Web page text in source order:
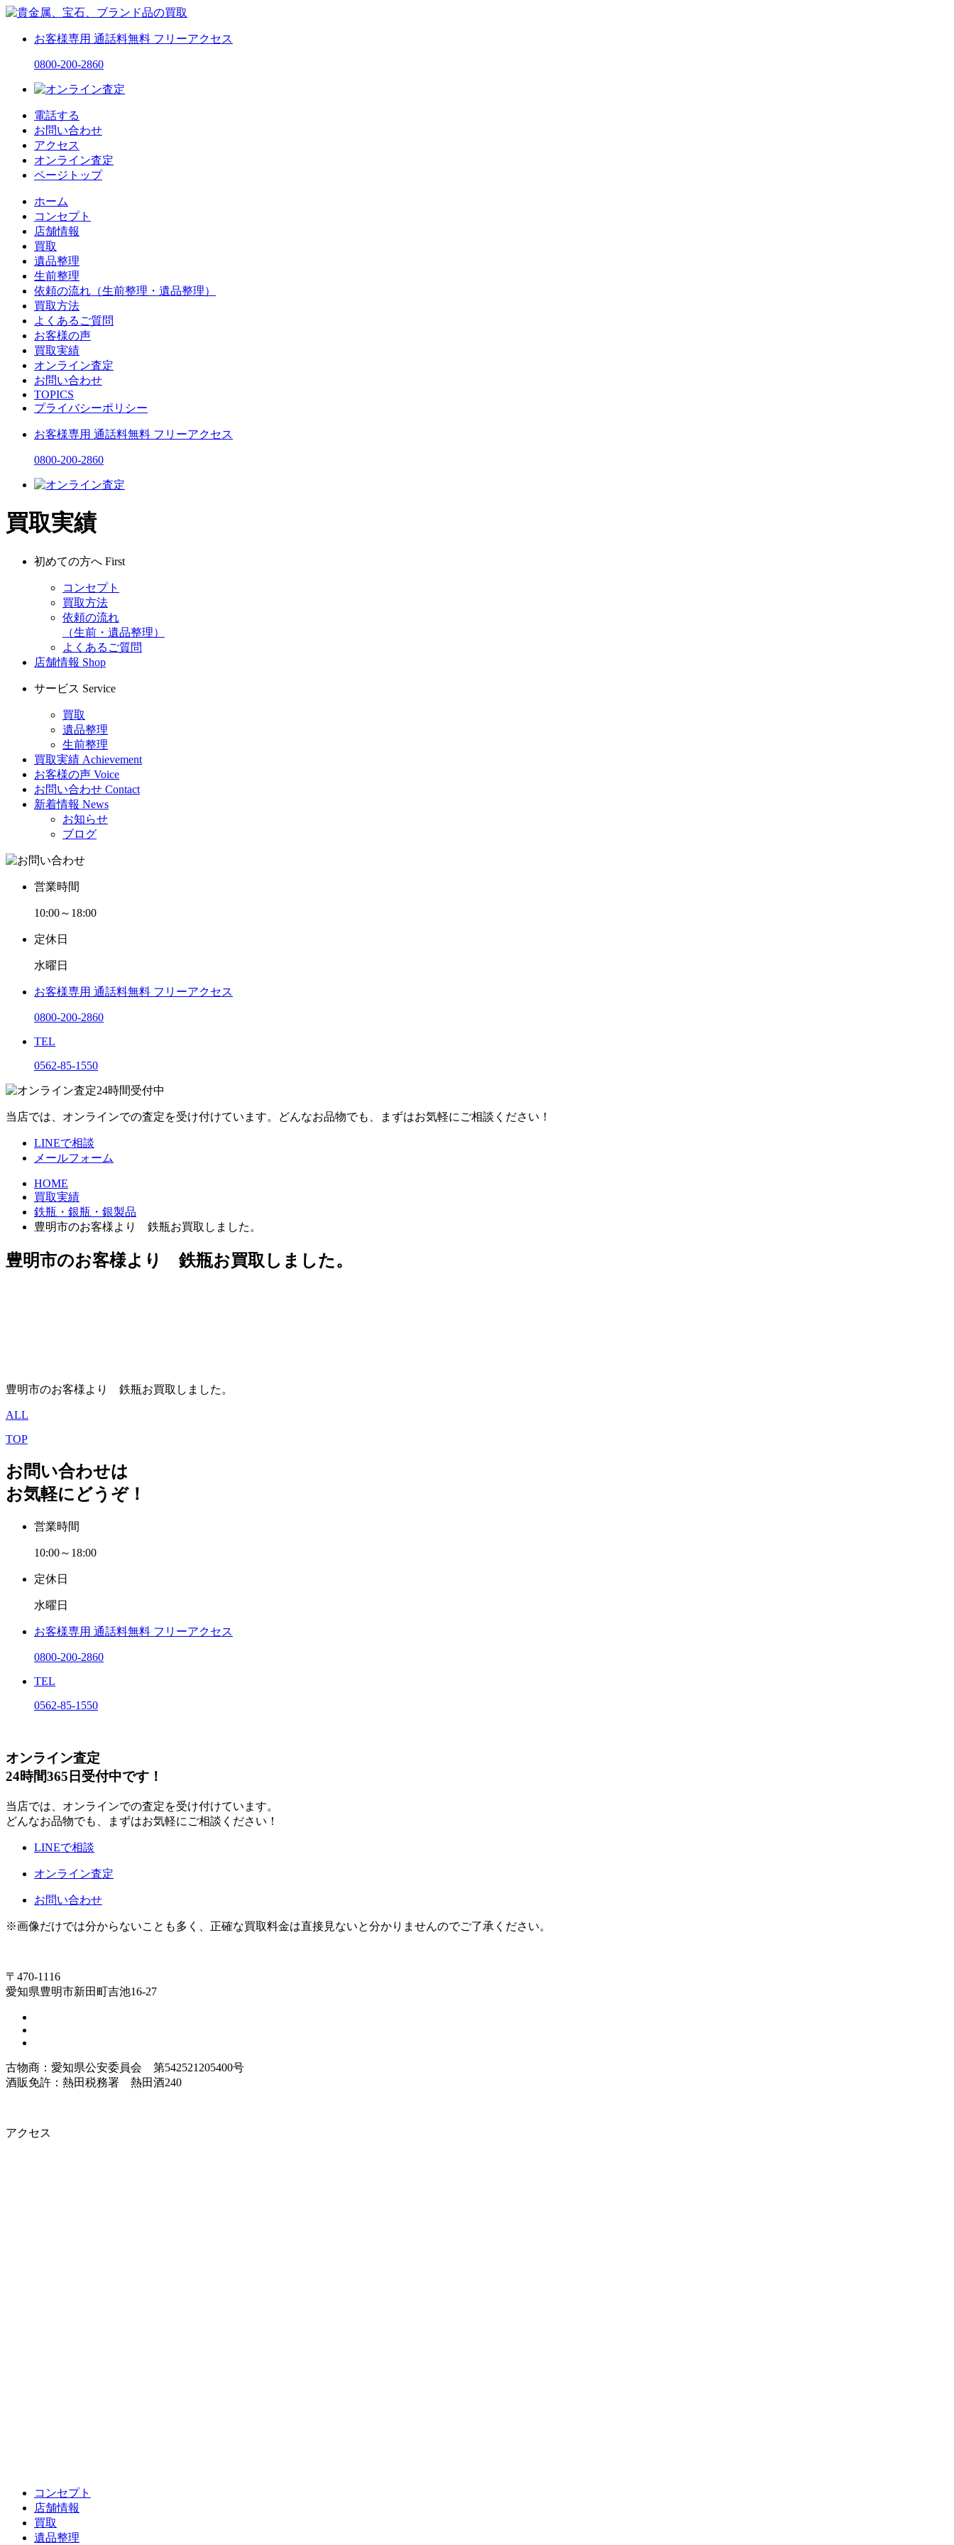
お客様専用 通話料無料 フリーアクセス
0800-200-2860
電話する
お問い合わせ
アクセス
オンライン査定
ページトップ
ホーム
コンセプト
店舗情報
買取
遺品整理
生前整理
依頼の流れ（生前整理・遺品整理）
買取方法
よくあるご質問
お客様の声
買取実績
オンライン査定
お問い合わせ
TOPICS
プライバシーポリシー
お客様専用 通話料無料 フリーアクセス
0800-200-2860
買取実績
初めての方へ First
コンセプト
買取方法
依頼の流れ
（生前・遺品整理）
よくあるご質問
店舗情報 Shop
サービス Service
買取
遺品整理
生前整理
買取実績 Achievement
お客様の声 Voice
お問い合わせ Contact
新着情報 News
お知らせ
ブログ
営業時間
10:00～18:00
定休日
水曜日
お客様専用 通話料無料 フリーアクセス
0800-200-2860
TEL
0562-85-1550
当店では、オンラインでの査定を受け付けています。どんなお品物でも、まずはお気軽にご相談ください！
LINEで相談
メールフォーム
HOME
買取実績
鉄瓶・銀瓶・銀製品
豊明市のお客様より 鉄瓶お買取しました。
豊明市のお客様より 鉄瓶お買取しました。
豊明市のお客様より 鉄瓶お買取しました。
ALL
TOP
お問い合わせは
お気軽にどうぞ！
営業時間
10:00～18:00
定休日
水曜日
お客様専用 通話料無料 フリーアクセス
0800-200-2860
TEL
0562-85-1550
オンライン査定
24時間365日受付中です！
当店では、オンラインでの査定を受け付けています。
どんなお品物でも、まずはお気軽にご相談ください！
LINEで相談
オンライン査定
お問い合わせ
※画像だけでは分からないことも多く、正確な買取料金は直接見ないと分かりませんのでご了承ください。
〒470-1116
愛知県豊明市新田町吉池16-27
古物商：愛知県公安委員会 第542521205400号
酒販免許：熱田税務署 熱田酒240
アクセス
コンセプト
店舗情報
買取
遺品整理